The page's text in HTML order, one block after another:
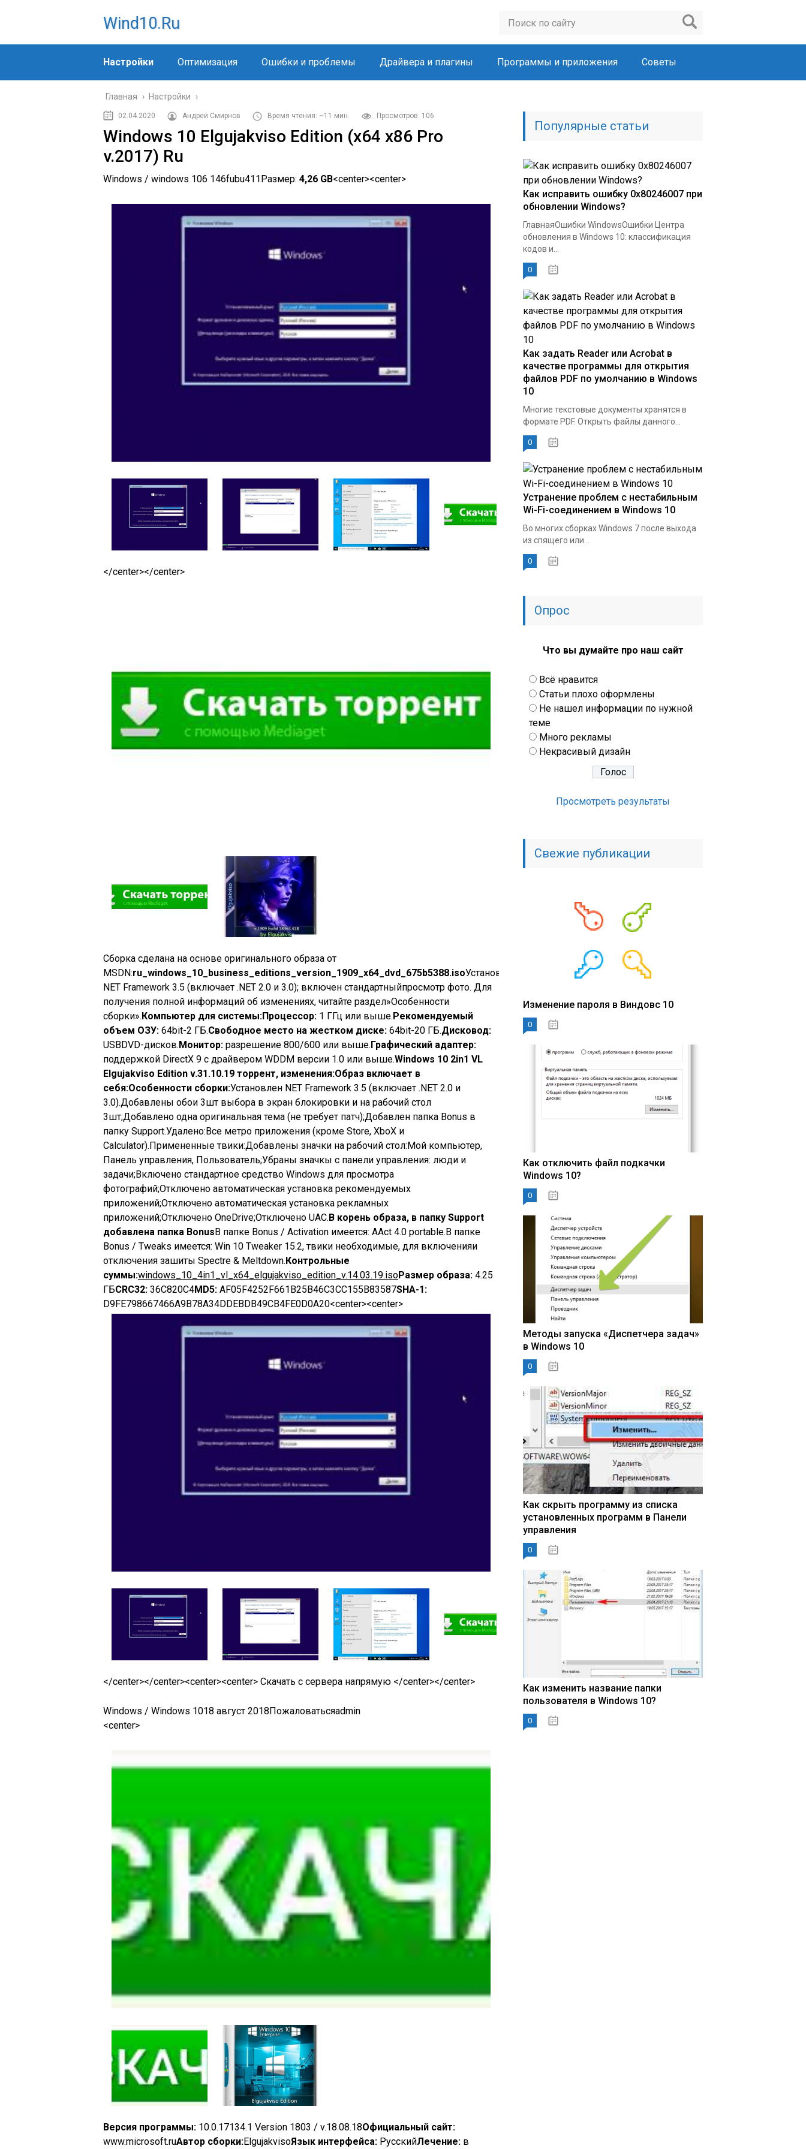
Wind10.ru
Настройки Оптимизация Ошибки и проблемы Драйвера и плагины Программы и приложения Советы
Главная › Настройки ›
02.04.2020 Андрей Смирнов Время чтения: ~11 мин. Просмотров: 106
Windows 10 Elgujakviso Edition (x64 x86 Pro
v.2017) Ru
Windows / windows 106 146fubu411Размер: 4,26 GB<center><center>
</center></center>
Сборка сделана на основе оригинального образа от
MSDN:ru_windows_10_business_editions_version_1909_x64_dvd_675b5388.isoУстановлен
NET Framework 3.5 (включает .NET 2.0 и 3.0); включен стандартныйпросмотр фото. Для
получения полной информаций об изменениях, читайте раздел»Особенности
сборки».Компьютер для системы:Процессор: 1 ГГц или выше.Рекомендуемый
объем ОЗУ: 64bit-2 ГБ.Свободное место на жестком диске: 64bit-20 ГБ.Дисковод:
USBDVD-дисков.Монитор: разрешение 800/600 или выше.Графический адаптер:
поддержкой DirectX 9 с драйвером WDDM версии 1.0 или выше.Windows 10 2in1 VL
Elgujakviso Edition v.31.10.19 торрент, изменения:Образ включает в
себя:Особенности сборки:Установлен NET Framework 3.5 (включает .NET 2.0 и
3.0).Добавлены обои 3шт выбора в экран блокировки и на рабочий стол
3шт;Добавлено одна оригинальная тема (не требует патч);Добавлен папка Bonus в
папку Support.Удалено:Все метро приложения (кроме Store, XboX и
Calculator).Примененные твики:Добавлены значки на рабочий стол:Мой компьютер,
Панель управления, Пользователь;Убраны значкы с панели управления: люди и
задачи;Включено стандартное средство Windows для просмотра
фотографий;Отключено автоматическая установка рекомендуемых
приложений;Отключено автоматическая установка рекламных
приложений;Отключено OneDrive;Отключено UAC.В корень образа, в папку Support
добавлена папка BonusВ папке Bonus / Activation имеется: AAct 4.0 portable.В папке
Bonus / Tweaks имеется: Win 10 Tweaker 15.2, твики необходимые, для включенияи
отключения зашиты Spectre & Meltdown.Контрольные
суммы:windows_10_4in1_vl_x64_elgujakviso_edition_v.14.03.19.isoРазмер образа: 4.25
ГБCRC32: 36C820C4MD5: AF05F4252F661B25B46C3CC155B83587SHA-1:
D9FE798667466A9B78A34DDEBDB49CB4FE0D0A20<center><center>
</center></center><center><center> Скачать с сервера напрямую </center></center>
Windows / Windows 1018 август 2018Пожаловатьсяadmin
<center>
Версия программы: 10.0.17134.1 Version 1803 / v.18.08.18Официальный сайт:
www.microsoft.ruАвтор сборки:ElgujakvisoЯзык интерфейса: РусскийЛечение: в
Популярные статьи
Как исправить ошибку 0x80246007 при
обновлении Windows?
ГлавнаяОшибки WindowsОшибки Центра
обновления в Windows 10: классификация
кодов и...
0
Как задать Reader или Acrobat в
качестве программы для открытия
файлов PDF по умолчанию в Windows
10
Многие текстовые документы хранятся в
формате PDF. Открыть файлы данного...
0
Устранение проблем с нестабильным
Wi-Fi-соединением в Windows 10
Во многих сборках Windows 7 после выхода
из спящего или...
0
Опрос
Что вы думайте про наш сайт
Всё нравится
Статьи плохо оформлены
Не нашел информации по нужной
теме
Много рекламы
Некрасивый дизайн
Просмотреть результаты
Свежие публикации
Изменение пароля в Виндовс 10
0
Как отключить файл подкачки
Windows 10?
0
Методы запуска «Диспетчера задач»
в Windows 10
0
Как скрыть программу из списка
установленных программ в Панели
управления
0
Как изменить название папки
пользователя в Windows 10?
0